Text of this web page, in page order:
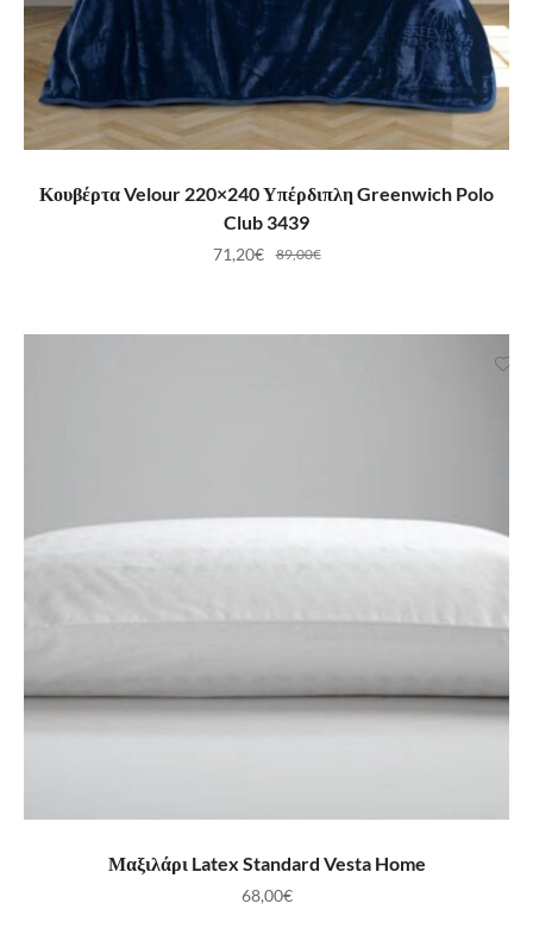
ΠΡΟΣΘΉΚΗ ΣΤΟ ΚΑΛΆΘΙ
Κουβέρτα Velour 220×240 Υπέρδιπλη Greenwich Polo
Club 3439
89,00€
71,20€
ΠΡΟΣΘΉΚΗ ΣΤΟ ΚΑΛΆΘΙ
Μαξιλάρι Latex Standard Vesta Home
68,00€